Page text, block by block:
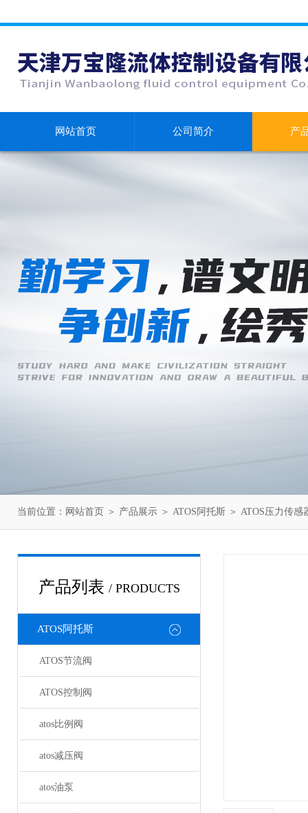
网站首页 公司简介 产
当前位置： 网站首页 ＞ 产品展示 ＞ ATOS阿托斯 ＞ ATOS压力传感
产品列表 / PRODUCTS
ATOS阿托斯
ATOS节流阀
ATOS控制阀
atos比例阀
atos减压阀
atos油泵